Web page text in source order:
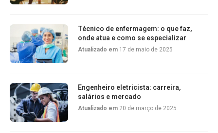
Técnico de enfermagem: o que faz,
onde atua e como se especializar
Atualizado em 17 de maio de 2025
Engenheiro eletricista: carreira,
salários e mercado
Atualizado em 20 de março de 2025